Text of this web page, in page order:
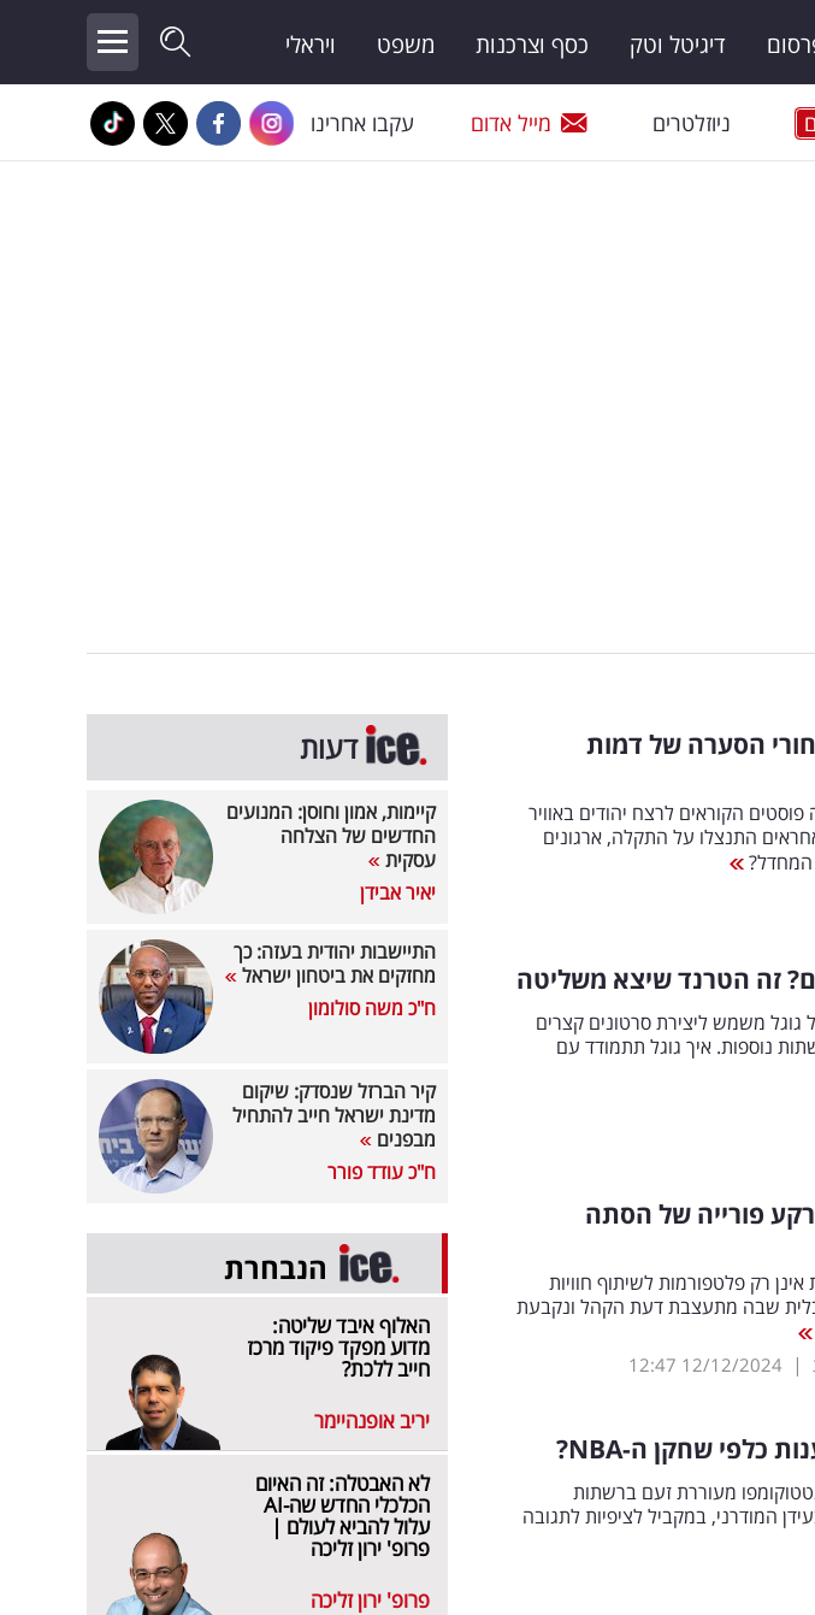
דיגיטל וטק כסף וצרכנות משפט ויראלי
ניוזלטרים מייל אדום עקבו אחרינו
הסערה של דמות
הקוראים לרצח יהודים באוויר
התנצלו על התקלה, ארגונים
המחדל?
זה הטרנד שיצא משליטה
משמש ליצירת סרטונים קצרים
נוספות. איך גוגל תתמודד עם
פורייה של הסתה
רק פלטפורמות לשיתוף חוויות
שבה מתעצבת דעת הקהל ונקבעת
|
12/12/2024
12:47
כלפי שחקן ה-NBA
?
מעוררת זעם ברשתות
המודרני, במקביל לציפיות לתגובה
דעות
קיימות, אמון וחוסן: המנועים
החדשים של הצלחה
עסקית
יאיר אבידן
התיישבות יהודית בעזה: כך
מחזקים את ביטחון ישראל
ח"כ משה סולומון
קיר הברזל שנסדק: שיקום
מדינת ישראל חייב להתחיל
מבפנים
ח"כ עודד פורר
הנבחרת
האלוף איבד שליטה:
מדוע מפקד פיקוד מרכז
חייב ללכת?
יריב אופנהיימר
לא האבטלה: זה האיום
הכלכלי החדש שה-AI
עלול להביא לעולם |
פרופ' ירון זליכה
פרופ' ירון זליכה